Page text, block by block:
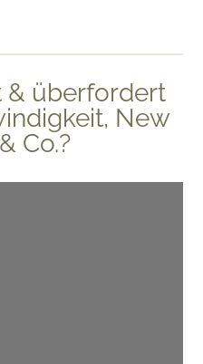
& überfordert
New
Co.?